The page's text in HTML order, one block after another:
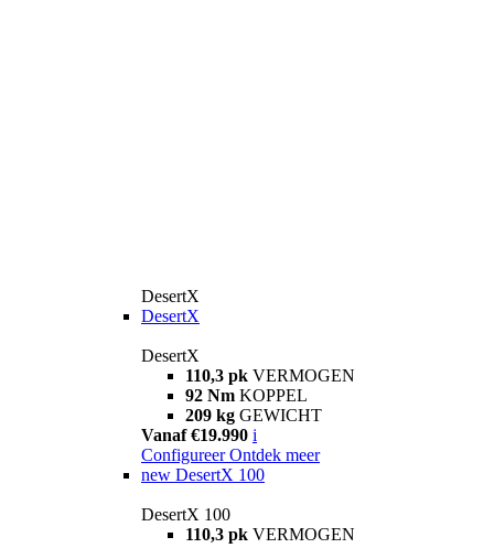
DesertX
DesertX
DesertX
110,3 pk VERMOGEN
92 Nm KOPPEL
209 kg GEWICHT
Vanaf €19.990 i
Configureer Ontdek meer
new DesertX 100
DesertX 100
110,3 pk VERMOGEN